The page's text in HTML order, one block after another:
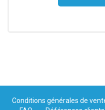
Conditions générales de